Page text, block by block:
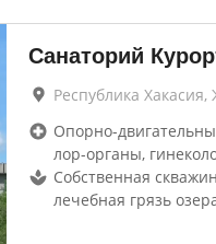
Санаторий
Республика
Опорно-
лор-органы,
Собственная
лечебная грязь